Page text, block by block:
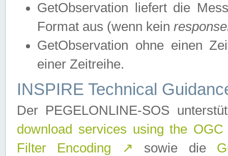
GetObservation liefert die
Format aus (wenn kein
GetObservation ohne einen
einer Zeitreihe.
INSPIRE Technical
Der PEGELONLINE-SOS
download services using the
Filter Encoding
↗ sowie die